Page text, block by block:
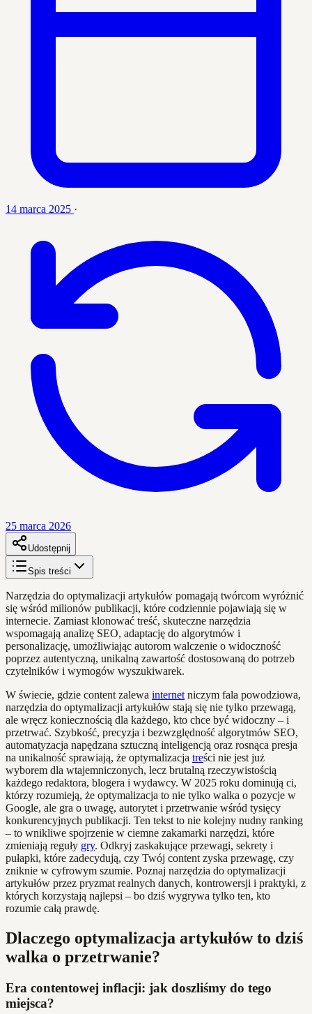
14 marca 2025 ·
25 marca 2026
Udostępnij
Spis treści
Narzędzia do optymalizacji artykułów pomagają twórcom wyróżnić
się wśród milionów publikacji, które codziennie pojawiają się w
internecie. Zamiast klonować treść, skuteczne narzędzia
wspomagają analizę SEO, adaptację do algorytmów i
personalizację, umożliwiając autorom walczenie o widoczność
poprzez autentyczną, unikalną zawartość dostosowaną do potrzeb
czytelników i wymogów wyszukiwarek.
W świecie, gdzie content zalewa internet niczym fala powodziowa,
narzędzia do optymalizacji artykułów stają się nie tylko przewagą,
ale wręcz koniecznością dla każdego, kto chce być widoczny – i
przetrwać. Szybkość, precyzja i bezwzględność algorytmów SEO,
automatyzacja napędzana sztuczną inteligencją oraz rosnąca presja
na unikalność sprawiają, że optymalizacja treści nie jest już
wyborem dla wtajemniczonych, lecz brutalną rzeczywistością
każdego redaktora, blogera i wydawcy. W 2025 roku dominują ci,
którzy rozumieją, że optymalizacja to nie tylko walka o pozycje w
Google, ale gra o uwagę, autorytet i przetrwanie wśród tysięcy
konkurencyjnych publikacji. Ten tekst to nie kolejny nudny ranking
– to wnikliwe spojrzenie w ciemne zakamarki narzędzi, które
zmieniają reguły gry. Odkryj zaskakujące przewagi, sekrety i
pułapki, które zadecydują, czy Twój content zyska przewagę, czy
zniknie w cyfrowym szumie. Poznaj narzędzia do optymalizacji
artykułów przez pryzmat realnych danych, kontrowersji i praktyki, z
których korzystają najlepsi – bo dziś wygrywa tylko ten, kto
rozumie całą prawdę.
Dlaczego optymalizacja artykułów to dziś
walka o przetrwanie?
Era contentowej inflacji: jak doszliśmy do tego
miejsca?